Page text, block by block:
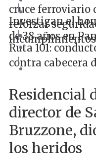
cruce ferroviario
reforzar
|
Investigan el
de 38 años en
|
Ruta 101:
contra cabecera
|
Residencial
director de
Bruzzone,
los heridos